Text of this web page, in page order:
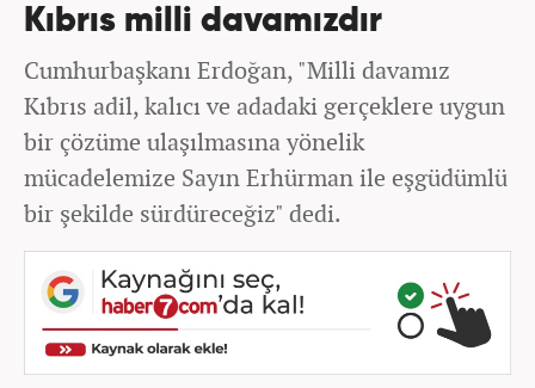
Kıbrıs milli davamızdır
Cumhurbaşkanı Erdoğan, "Milli davamız
Kıbrıs adil, kalıcı ve adadaki gerçeklere uygun
bir çözüme ulaşılmasına yönelik
mücadelemize Sayın Erhürman ile eşgüdümlü
bir şekilde sürdüreceğiz" dedi.